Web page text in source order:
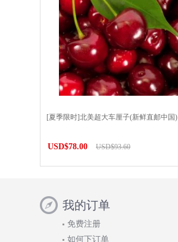
[夏季限时]北美超大车厘子(新鲜直邮中国)
USD$78.00 USD$93.60
我的订单
免费注册
如何下订单